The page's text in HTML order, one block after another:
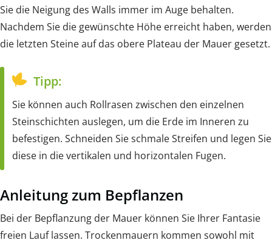
Sie die Neigung des Walls immer im Auge behalten.
Nachdem Sie die gewünschte Höhe erreicht haben, werden
die letzten Steine auf das obere Plateau der Mauer gesetzt.
Tipp:
Sie können auch Rollrasen zwischen den einzelnen
Steinschichten auslegen, um die Erde im Inneren zu
befestigen. Schneiden Sie schmale Streifen und legen Sie
diese in die vertikalen und horizontalen Fugen.
Anleitung zum Bepflanzen
Bei der Bepflanzung der Mauer können Sie Ihrer Fantasie
freien Lauf lassen. Trockenmauern kommen sowohl mit